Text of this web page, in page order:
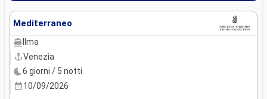
Mediterraneo
Ilma
Venezia
6 giorni / 5 notti
10/09/2026